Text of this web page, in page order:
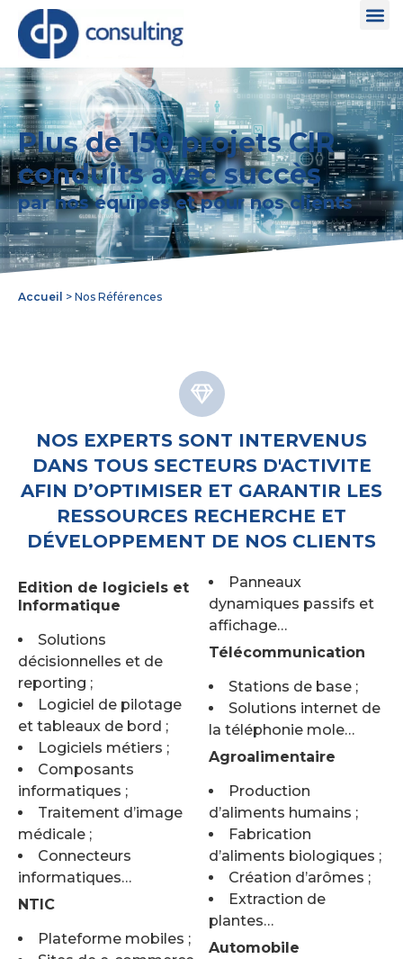
Plus de 150 projets CIR
conduits avec succès
par nos équipes et pour nos clients
Accueil > Nos Références
NOS EXPERTS SONT INTERVENUS
DANS TOUS SECTEURS D'ACTIVITE
AFIN D’OPTIMISER ET GARANTIR LES
RESSOURCES RECHERCHE ET
DÉVELOPPEMENT DE NOS CLIENTS
Edition de logiciels et
Informatique
Solutions
décisionnelles et de
reporting ;
Logiciel de pilotage
et tableaux de bord ;
Logiciels métiers ;
Composants
informatiques ;
Traitement d’image
médicale ;
Connecteurs
informatiques…
NTIC
Plateforme mobiles ;
Panneaux
dynamiques passifs et
affichage…
Télécommunication
Stations de base ;
Solutions internet de
la téléphonie mole…
Agroalimentaire
Production
d’aliments humains ;
Fabrication
d’aliments biologiques ;
Création d’arômes ;
Extraction de
plantes…
Automobile